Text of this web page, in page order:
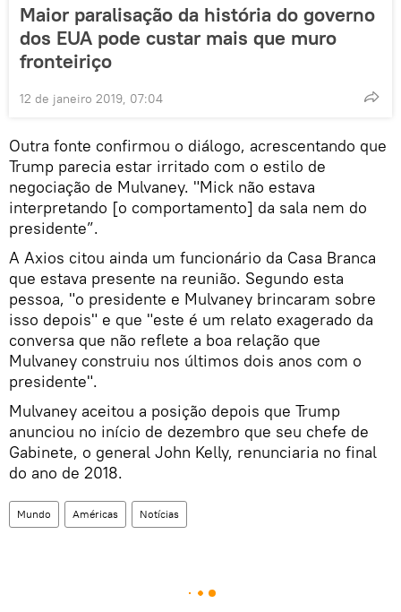
Maior paralisação da história do governo
dos EUA pode custar mais que muro
fronteiriço
12 de janeiro 2019, 07:04
Outra fonte confirmou o diálogo, acrescentando que
Trump parecia estar irritado com o estilo de
negociação de Mulvaney. "Mick não estava
interpretando [o comportamento] da sala nem do
presidente”.
A Axios citou ainda um funcionário da Casa Branca
que estava presente na reunião. Segundo esta
pessoa, "o presidente e Mulvaney brincaram sobre
isso depois" e que "este é um relato exagerado da
conversa que não reflete a boa relação que
Mulvaney construiu nos últimos dois anos com o
presidente".
Mulvaney aceitou a posição depois que Trump
anunciou no início de dezembro que seu chefe de
Gabinete, o general John Kelly, renunciaria no final
do ano de 2018.
Mundo Américas Notícias